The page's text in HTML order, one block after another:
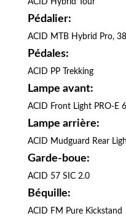
Pédalier:
ACID MTB Hybrid Pro,
Pédales:
ACID PP Trekking
Lampe avant:
ACID Front Light PRO-E
Lampe arrière:
ACID Mudguard Rear
Garde-boue:
ACID 57 SIC 2.0
Béquille:
ACID FM Pure Kickstand